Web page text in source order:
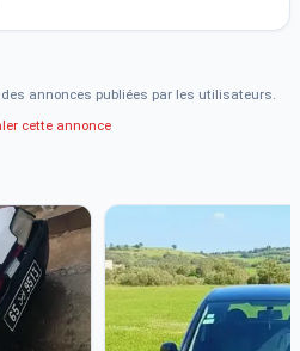
sur ce
annonces publiées par les utilisateurs.
cette annonce